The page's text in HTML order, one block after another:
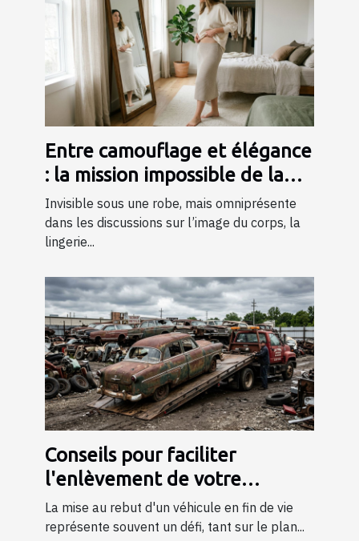
Entre camouflage et élégance
: la mission impossible de la
lingerie gainante ?
Invisible sous une robe, mais omniprésente
dans les discussions sur l’image du corps, la
lingerie...
Conseils pour faciliter
l'enlèvement de votre
véhicule en fin de vie
La mise au rebut d'un véhicule en fin de vie
représente souvent un défi, tant sur le plan...